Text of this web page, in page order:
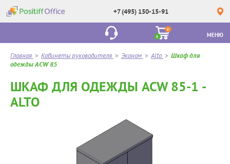
+7 (495) 150-15-91
0
0
МЕНЮ
Главная > Кабинеты руководителя > Эконом > Alto > Шкаф для
одежды ACW 85
ШКАФ ДЛЯ ОДЕЖДЫ ACW 85-1 -
ALTO